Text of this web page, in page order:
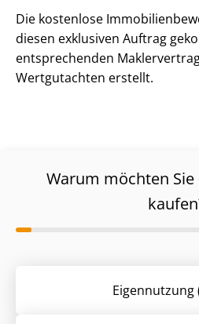
Die kostenlose
diesen exklusiven Auftrag
entsprechenden
Wertgutachten erstellt.
Warum möchten
Eigennutzung